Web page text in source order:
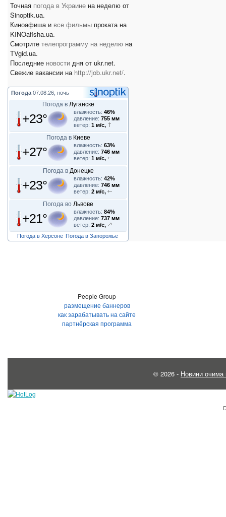
Точная погода в Украине на неделю от
Sinoptik.ua.
Киноафиша и все фильмы проката на
KINOafisha.ua.
Смотрите телепрограмму на неделю на
TVgid.ua.
Последние новости дня от ukr.net.
Свежие вакансии на http://job.ukr.net/.
Погода 07.08.26, ночь
Погода в Луганске
+23° влажность: 46%
давление: 755 мм
ветер: 1 м/с,
Погода в Киеве
+27° влажность: 63%
давление: 746 мм
ветер: 1 м/с,
Погода в Донецке
+23° влажность: 42%
давление: 746 мм
ветер: 2 м/с,
Погода во Львове
+21° влажность: 84%
давление: 737 мм
ветер: 2 м/с,
Погода в Херсоне Погода в Запорожье
People Group
размещение баннеров
как зарабатывать на сайте
партнёрская программа
© 2026 - Новини очима